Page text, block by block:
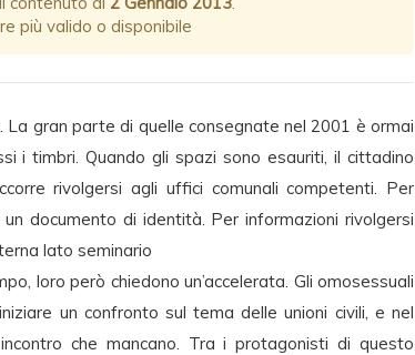
più valido o disponibile
gran parte di quelle consegnate nel 2001 è ormai
i timbri. Quando gli spazi sono esauriti, il cittadino
rivolgersi agli uffici comunali competenti. Per
documento di identità. Per informazioni rivolgersi
lato seminario
loro però chiedono un’accelerata. Gli omosessuali
un confronto sul tema delle unioni civili, e nel
che mancano. Tra i protagonisti di questo